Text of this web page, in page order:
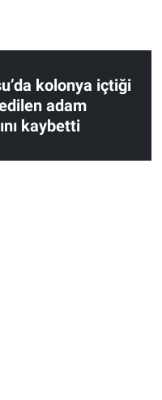
kolonya içtiği
adam
kaybetti